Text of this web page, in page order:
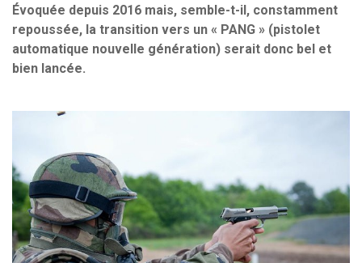
Évoquée depuis 2016 mais, semble-t-il, constamment
repoussée, la transition vers un « PANG » (pistolet
automatique nouvelle génération) serait donc bel et
bien lancée.